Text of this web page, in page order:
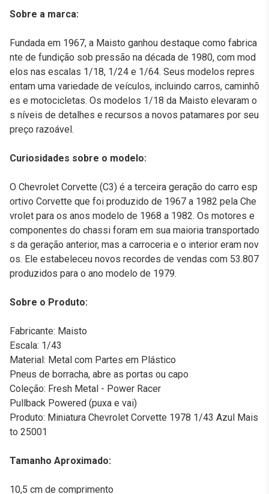
Sobre a marca:
Fundada em 1967, a Maisto ganhou destaque como fabrica
nte de fundição sob pressão na década de 1980, com mod
elos nas escalas 1/18, 1/24 e 1/64. Seus modelos repres
entam uma variedade de veículos, incluindo carros, caminhõ
es e motocicletas. Os modelos 1/18 da Maisto elevaram o
s níveis de detalhes e recursos a novos patamares por seu
preço razoável.
Curiosidades sobre o modelo:
O Chevrolet Corvette (C3) é a terceira geração do carro esp
ortivo Corvette que foi produzido de 1967 a 1982 pela Che
vrolet para os anos modelo de 1968 a 1982. Os motores e
componentes do chassi foram em sua maioria transportado
s da geração anterior, mas a carroceria e o interior eram nov
os. Ele estabeleceu novos recordes de vendas com 53.807
produzidos para o ano modelo de 1979.
Sobre o Produto:
Fabricante: Maisto
Escala: 1/43
Material: Metal com Partes em Plástico
Pneus de borracha, abre as portas ou capo
Coleção: Fresh Metal - Power Racer
Pullback Powered (puxa e vai)
Produto: Miniatura Chevrolet Corvette 1978 1/43 Azul Mais
to 25001
Tamanho Aproximado:
10,5 cm de comprimento